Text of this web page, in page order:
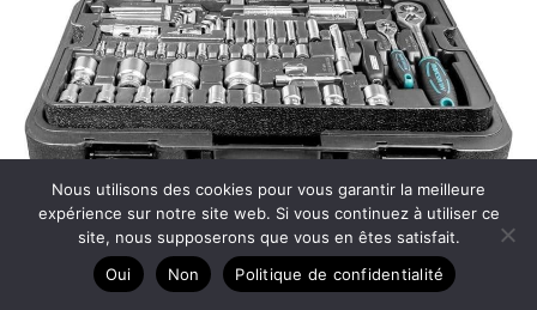
Test de la mallette à outils Mannesmann M29070 : 122
Nous utilisons des cookies pour vous garantir la meilleure
expérience sur notre site web. Si vous continuez à utiliser ce
site, nous supposerons que vous en êtes satisfait.
Oui
Non Politique de confidentialité